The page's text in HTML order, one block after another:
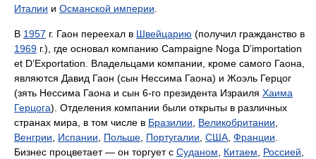
Италии и Османской империи
В 1957 г. Гаон переехал в Швейцарию (получил гражданство в
1969 г.), где основал компанию Campaigne Noga D’importation
et D’Exportation. Владельцами компании, кроме самого Гаона,
являются Давид Гаон (сын Нессима Гаона) и Жоэль Герцог
(зять Нессима Гаона и сын 6-го президента Израиля Хаима
Герцога). Отделения компании были открыты в различных
странах мира, в том числе в Бразилии Великобритании
Венгрии
Испании Польше Португалии США Франции
Бизнес процветает — он торгует с Суданом Китаем Россией